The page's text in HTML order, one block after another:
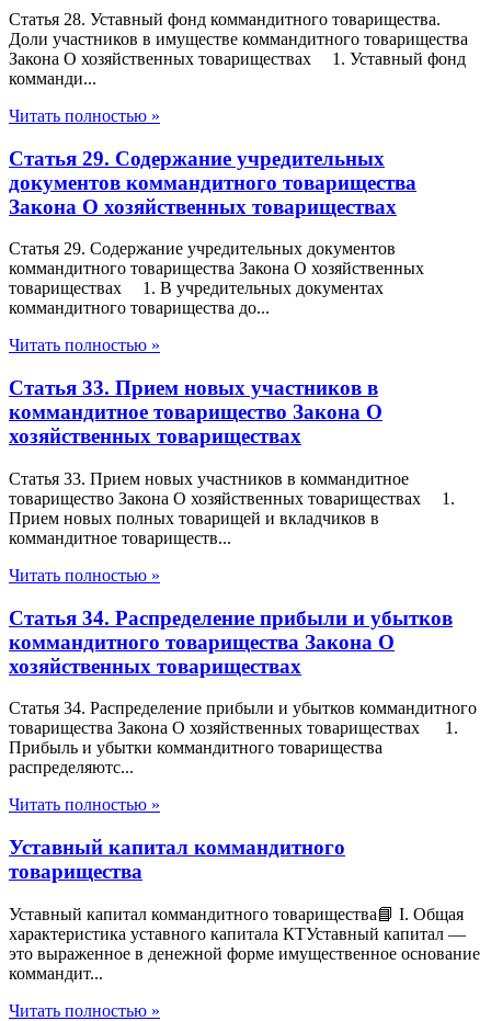
Статья 28. Уставный фонд коммандитного товарищества.
Доли участников в имуществе коммандитного товарищества
Закона О хозяйственных товариществах 1. Уставный фонд
комманди...
Читать полностью »
Статья 29. Содержание учредительных
документов коммандитного товарищества
Закона О хозяйственных товариществах
Статья 29. Содержание учредительных документов
коммандитного товарищества Закона О хозяйственных
товариществах 1. В учредительных документах
коммандитного товарищества до...
Читать полностью »
Статья 33. Прием новых участников в
коммандитное товарищество Закона О
хозяйственных товариществах
Статья 33. Прием новых участников в коммандитное
товарищество Закона О хозяйственных товариществах 1.
Прием новых полных товарищей и вкладчиков в
коммандитное товариществ...
Читать полностью »
Статья 34. Распределение прибыли и убытков
коммандитного товарищества Закона О
хозяйственных товариществах
Статья 34. Распределение прибыли и убытков коммандитного
товарищества Закона О хозяйственных товариществах 1.
Прибыль и убытки коммандитного товарищества
распределяютс...
Читать полностью »
Уставный капитал коммандитного
товарищества
Уставный капитал коммандитного товарищества📘 I. Общая
характеристика уставного капитала КТУставный капитал —
это выраженное в денежной форме имущественное основание
коммандит...
Читать полностью »